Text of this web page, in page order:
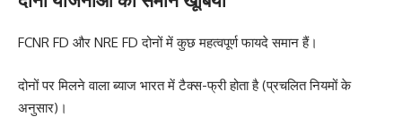
FCNR FD और NRE FD दोनों में कुछ महत्वपूर्ण फायदे समान हैं।
दोनों पर मिलने वाला ब्याज भारत में टैक्स-फ्री होता है (प्रचलित नियमों के
अनुसार)।